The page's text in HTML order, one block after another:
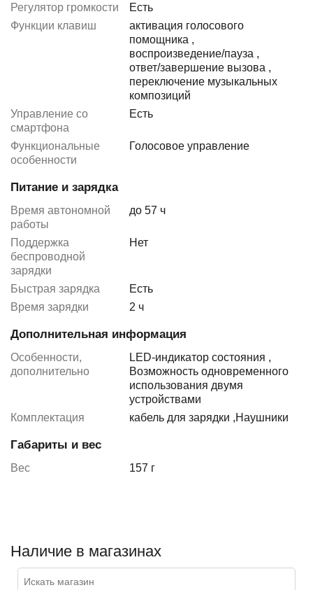
Регулятор громкости
Есть
Функции клавиш
активация голосового
помощника ,
воспроизведение/пауза ,
ответ/завершение вызова ,
переключение музыкальных
композиций
Управление со
смартфона
Есть
Функциональные
особенности
Голосовое управление
Питание и зарядка
Время автономной
работы
до 57 ч
Поддержка
беспроводной
зарядки
Нет
Быстрая зарядка
Есть
Время зарядки
2 ч
Дополнительная информация
Особенности,
дополнительно
LED-индикатор состояния ,
Возможность одновременного
использования двумя
устройствами
Комплектация
кабель для зарядки ,Наушники
Габариты и вес
Вес 157 г
Наличие в магазинах